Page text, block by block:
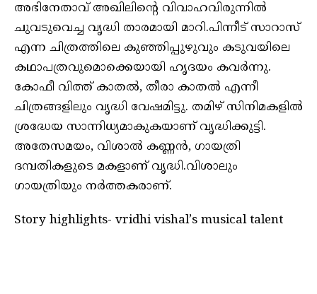
അഭിനേതാവ് അഖിലിന്റെ വിവാഹവിരുന്നിൽ
ചുവടുവെച്ച വൃദ്ധി താരമായി മാറി.പിന്നീട് സാറാസ്
എന്ന ചിത്രത്തിലെ കുഞ്ഞിപ്പുഴുവും കടുവയിലെ
കഥാപത്രവുമൊക്കെയായി ഹൃദയം കവർന്നു.
കോഫീ വിത്ത് കാതൽ, തീരാ കാതൽ എന്നീ
ചിത്രങ്ങളിലും വൃദ്ധി വേഷമിട്ടു. തമിഴ് സിനിമകളിൽ
ശ്രദ്ധേയ സാന്നിധ്യമാകുകയാണ് വൃദ്ധിക്കുട്ടി.
അതേസമയം, വിശാൽ കണ്ണൻ, ഗായത്രി
ദമ്പതികളുടെ മകളാണ് വൃദ്ധി.വിശാലും
ഗായത്രിയും നർത്തകരാണ്.
Story highlights- vridhi vishal’s musical talent